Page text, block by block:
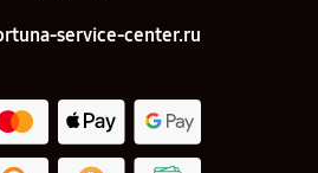
service-center.ru